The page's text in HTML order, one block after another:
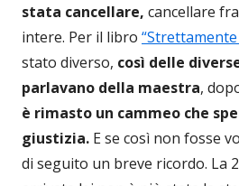
stata cancellare, cancellare
intere. Per il libro
stato diverso, così delle
parlavano della maestra,
è rimasto un cammeo che
giustizia. E se così non fosse
di seguito un breve ricordo. La